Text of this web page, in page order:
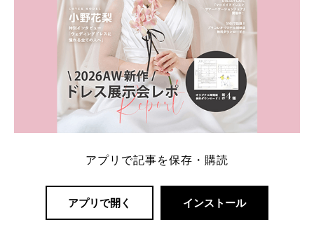
アプリで記事を保存・購読
アプリで開く インストール